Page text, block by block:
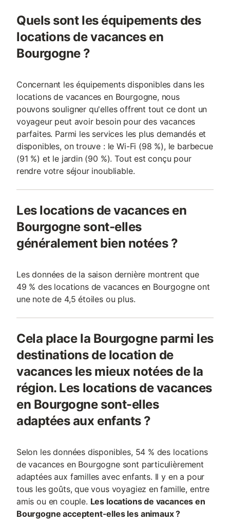
Quels sont les équipements des
locations de vacances en
Bourgogne ?
Concernant les équipements disponibles dans les
locations de vacances en Bourgogne, nous
pouvons souligner qu'elles offrent tout ce dont un
voyageur peut avoir besoin pour des vacances
parfaites. Parmi les services les plus demandés et
disponibles, on trouve : le Wi-Fi (98 %), le barbecue
(91 %) et le jardin (90 %). Tout est conçu pour
rendre votre séjour inoubliable.
Les locations de vacances en
Bourgogne sont-elles
généralement bien notées ?
Les données de la saison dernière montrent que
49 % des locations de vacances en Bourgogne ont
une note de 4,5 étoiles ou plus.
Cela place la Bourgogne parmi les
destinations de location de
vacances les mieux notées de la
région. Les locations de vacances
en Bourgogne sont-elles
adaptées aux enfants ?
Selon les données disponibles, 54 % des locations
de vacances en Bourgogne sont particulièrement
adaptées aux familles avec enfants. Il y en a pour
tous les goûts, que vous voyagiez en famille, entre
amis ou en couple. Les locations de vacances en
Bourgogne acceptent-elles les animaux ?